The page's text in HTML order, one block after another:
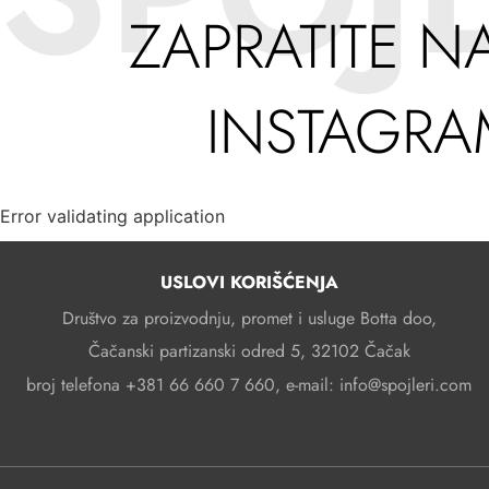
ZAPRATITE
Error validating application
USLOVI KORIŠĆENJA
Društvo za proizvodnju, promet i usluge Botta doo,
Čačanski partizanski odred 5, 32102 Čačak
broj telefona +381 66 660 7 660, e-mail: info@spojleri.com